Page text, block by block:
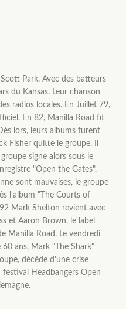
Park. Avec des batteurs
du Kansas. Leur chanson
radios locales. En Juillet 79,
En 82, Manilla Road fit
lors, leurs albums furent
Fisher quitte le groupe. Il
signe alors sous le
"Open the Gates".
sont mauvaises, le groupe
l'album "The Courts of
Mark Shelton revient avec
et Aaron Brown, le label
Manilla Road. Le vendredi
ans, Mark "The Shark"
décéde d'une crise
Headbangers Open